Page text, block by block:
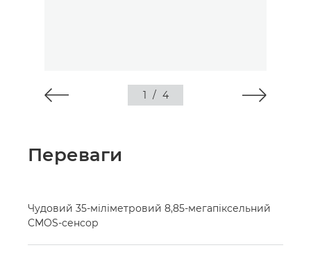
1 / 4
Переваги
Чудовий 35-міліметровий 8,85-мегапіксельний
CMOS-сенсор